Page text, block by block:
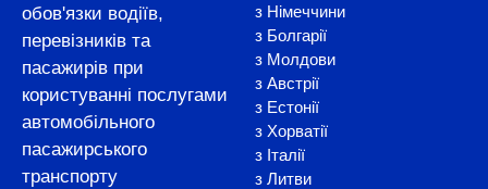
обов'язки водіїв,
перевізників та
пасажирів при
користуванні послугами
автомобільного
пасажирського
транспорту
з Німеччини
з Болгарії
з Молдови
з Австрії
з Естонії
з Хорватії
з Італії
з Литви